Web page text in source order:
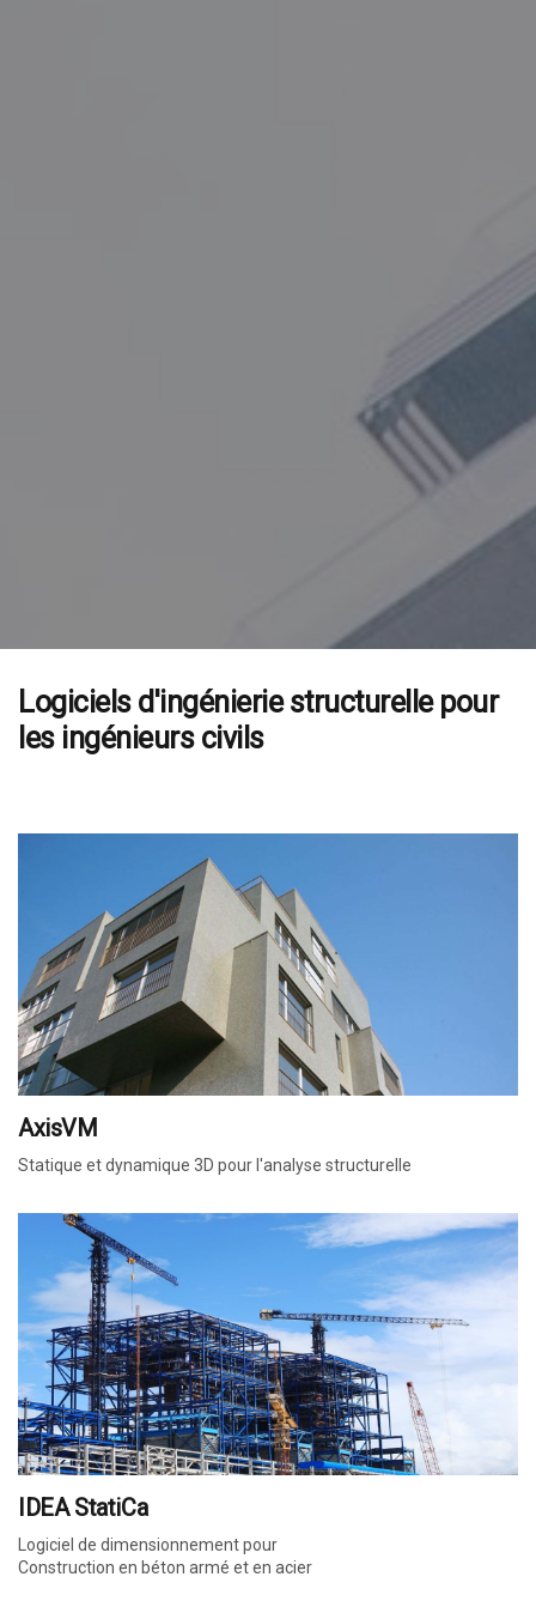
Logiciels d'ingénierie structurelle pour
les ingénieurs civils
AxisVM
Statique et dynamique 3D pour l'analyse structurelle
IDEA StatiCa
Logiciel de dimensionnement pour
Construction en béton armé et en acier